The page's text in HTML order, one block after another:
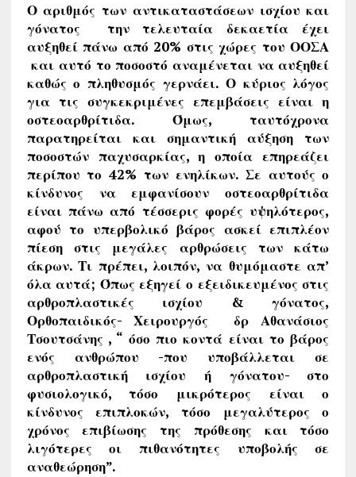
Ο αριθμός των αντικαταστάσεων ισχίου και
γόνατος την τελευταία δεκαετία έχει
αυξηθεί πάνω από 20% στις χώρες του ΟΟΣΑ
και αυτό τοποσοστό αναμένεται να αυξηθεί
καθώς ο πληθυσμός γερνάει. Ο κύριος λόγος
για τις συγκεκριμένες επεμβάσεις είναι η
οστεοαρθρίτιδα. Όμως, ταυτόχρονα
παρατηρείται και σημαντική αύξηση των
ποσοστών παχυσαρκίας, η οποία επηρεάζει
περίπου το 42% των ενηλίκων. Σε αυτούς ο
κίνδυνος να εμφανίσουν οστεοαρθρίτιδα
είναι πάνω από τέσσερις φορές υψηλότερος,
αφού το υπερβολικό βάρος ασκεί επιπλέον
πίεση στις μεγάλες αρθρώσεις των κάτω
άκρων. Τι πρέπει, λοιπόν, να θυμόμαστε απ’
όλα αυτά; Όπως εξηγεί ο εξειδικευμένος στις
αρθροπλαστικές ισχίου & γόνατος,
Ορθοπαιδικός- Χειρουργός δρ Αθανάσιος
Τσουτσάνης , “ όσο πιο κοντά είναι το βάρος
ενός ανθρώπου -που υποβάλλεται σε
αρθροπλαστική ισχίου ή γόνατου- στο
φυσιολογικό, τόσο μικρότερος είναι ο
κίνδυνος επιπλοκών, τόσο μεγαλύτερος ο
χρόνος επιβίωσης της πρόθεσης και τόσο
λιγότερες οι πιθανότητες υποβολής σε
αναθεώρηση”.